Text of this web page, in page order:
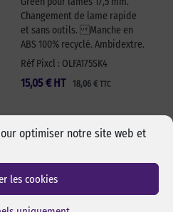
optimiser notre site web et
les cookies
Changement de lame rapide
et sans outils. Manche en
ABS 100% recyclé. Ambidextre.
Réf Pixcl : OLFA175SK4
15,05 € 18,06 € TTC
HT